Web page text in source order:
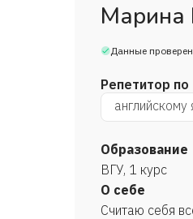
Марина
Данные
Репетитор по
английскому
Образование
ВГУ, 1 курс
О себе
Считаю себя